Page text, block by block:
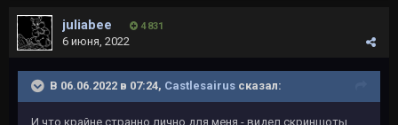
juliabee 4 831
6 июня, 2022
В 06.06.2022 в 07:24, Castlesairus сказал:
И что крайне странно лично для меня - видел скриншоты,